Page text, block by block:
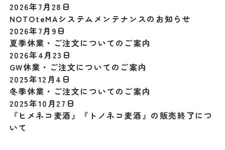
2026年7月28日
NOTOteMAシステムメンテナンスのお知らせ
2026年7月9日
夏季休業・ご注文についてのご案内
2026年4月23日
GW休業・ご注文についてのご案内
2025年12月4日
冬季休業・ご注文についてのご案内
2025年10月27日
『ヒメネコ麦酒』『トノネコ麦酒』の販売終了につ
いて